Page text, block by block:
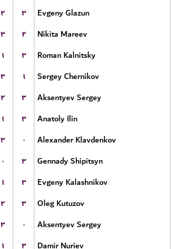
۲ ۳
Evgeny Glazun
۳ ۲
Nikita Mareev
۱ ۳
Roman Kalnitsky
۳ ۱
Sergey Chernikov
۲ ۳
Aksentyev Sergey
۱ ۳
Anatoly Ilin
۳ ۰
Alexander Klavdenkov
۰ ۳
Gennady Shipitsyn
۱ ۳
Evgeny Kalashnikov
۲ ۳
Oleg Kutuzov
۳ ۰
Aksentyev Sergey
۱ ۳
Damir Nuriev